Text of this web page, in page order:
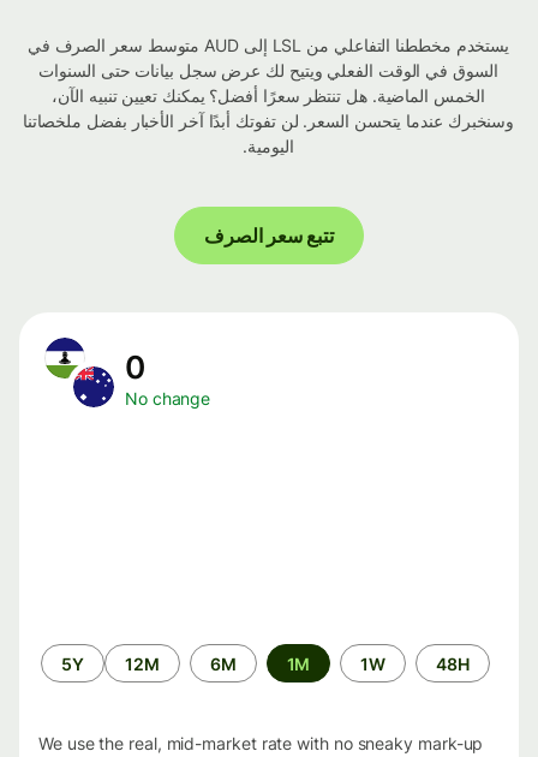
يستخدم مخططنا التفاعلي من LSL إلى AUD متوسط ​​سعر الصرف في
السوق في الوقت الفعلي ويتيح لك عرض سجل بيانات حتى السنوات
الخمس الماضية. هل تنتظر سعرًا أفضل؟ يمكنك تعيين تنبيه الآن،
وسنخبرك عندما يتحسن السعر. لن تفوتك أبدًا آخر الأخبار بفضل ملخصاتنا
اليومية.
تتبع سعر الصرف
No change
الفترة
الزمنية
48H
1W
1M
6M
12M
5Y
We use the real, mid-market rate with no sneaky mark-up